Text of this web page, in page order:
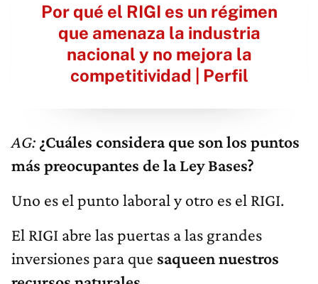
Por qué el RIGI es un régimen
que amenaza la industria
nacional y no mejora la
competitividad | Perfil
AG: ¿Cuáles considera que son los puntos
más preocupantes de la Ley Bases?
Uno es el punto laboral y otro es el RIGI.
El RIGI abre las puertas a las grandes
inversiones para que saqueen nuestros